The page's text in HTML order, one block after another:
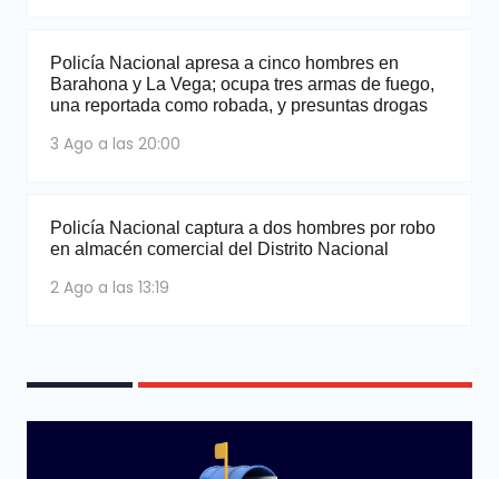
Policía Nacional apresa a cinco hombres en
Barahona y La Vega; ocupa tres armas de fuego,
una reportada como robada, y presuntas drogas
3 Ago a las 20:00
Policía Nacional captura a dos hombres por robo
en almacén comercial del Distrito Nacional
2 Ago a las 13:19